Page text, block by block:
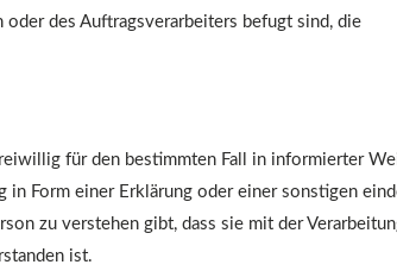
des Auftragsverarbeiters befugt sind, die
für den bestimmten Fall in informierter
in Form einer Erklärung oder einer sonstigen
zu verstehen gibt, dass sie mit der
ist.